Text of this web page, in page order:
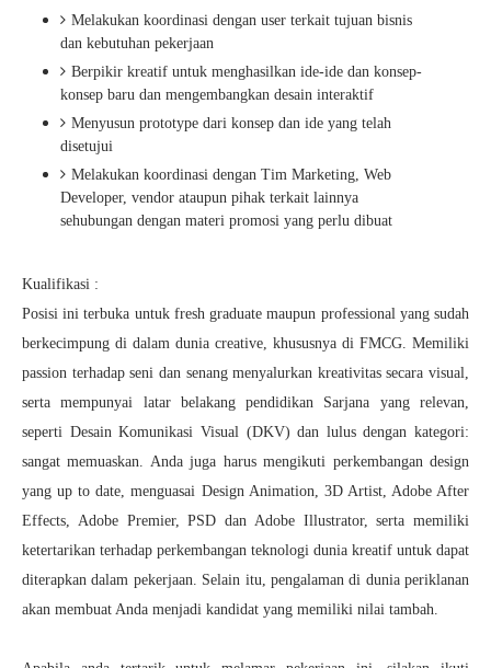
Melakukan koordinasi dengan user terkait tujuan bisnis
dan kebutuhan pekerjaan
Berpikir kreatif untuk menghasilkan ide-ide dan konsep-
konsep baru dan mengembangkan desain interaktif
Menyusun prototype dari konsep dan ide yang telah
disetujui
Melakukan koordinasi dengan Tim Marketing, Web
Developer, vendor ataupun pihak terkait lainnya
sehubungan dengan materi promosi yang perlu dibuat
Kualifikasi :
Posisi ini terbuka untuk fresh graduate maupun professional yang sudah
berkecimpung di dalam dunia creative, khususnya di FMCG. Memiliki
passion terhadap seni dan senang menyalurkan kreativitas secara visual,
serta mempunyai latar belakang pendidikan Sarjana yang relevan,
seperti Desain Komunikasi Visual (DKV) dan lulus dengan kategori:
sangat memuaskan. Anda juga harus mengikuti perkembangan design
yang up to date, menguasai Design Animation, 3D Artist, Adobe After
Effects, Adobe Premier, PSD dan Adobe Illustrator, serta memiliki
ketertarikan terhadap perkembangan teknologi dunia kreatif untuk dapat
diterapkan dalam pekerjaan. Selain itu, pengalaman di dunia periklanan
akan membuat Anda menjadi kandidat yang memiliki nilai tambah.